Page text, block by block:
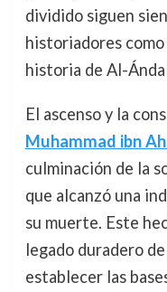
dividido siguen
historiadores como
historia de Al-
El ascenso y la
Muhammad ibn
culminación de la
que alcanzó una
su muerte. Este
legado duradero
establecer las